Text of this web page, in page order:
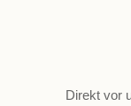
Direkt vor